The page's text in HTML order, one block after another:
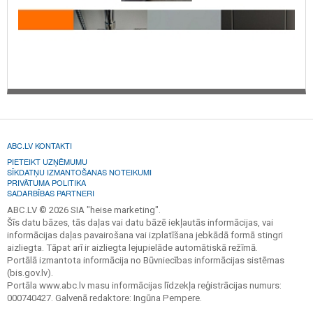
Jaucējkrāni uz vannas malas, , Jaucējkrāni ar grozāmu izteku,
Jaucējkrāni ar apgaismojumu, Jaucējkrāni ar ūdens sildītāju,
Veidgabali, Ventiļi, WC podi, Gaisa, Aeratori, Tīrīšanas līdzekļi,
Design, AlcaPlast, Altasan, Alvaro Banos, Alveus, AM.PM, Andrea,
stars, Arbonia, Arcus, Armadi Art, Art&Max, ArtCeram, Arti-Deco,
Artik, Artwelle, ASB-Mebel, ASB-Woodline, Avanti, Axentia, Axor,
Bacchetta, Bach, Bagno & Associati, Baltijos Brasta, Bandini, Bas,
Bath Plus, Bathco, BelBagno, Bella, Bellezza, Bemeta, Benetto,
Berges Wasserhaus, Berholm, Besco, Bette, Bien, Binele,
Black&White, Blanco, BLB, Blonder Home, Bocchi, Boheme, Bolu,
Bone Crusher, Bossini, Brabantia, Bravat, Bronze de Luxe,
Bugnatese, Cameya, Caprigo, Carnation Home Fashions, Casa Di
Vanna, Castalia, Catalano, Ceramica Nova, Cersanit, Cezares,
Clarberg, Clever, Colombo Design, Colombo New Scal S.p.A.,
Colomdo, Comforty, Creative Bath, Creavit, Creo, Croscill, D&K, D@,
Damixa, Dasch, De Aqua, Defesto, Della, Demax, Dneprokeramika,
Dolphin, Domoterm, Dorff, Dr. Gans, Dreja, Dreja.eco, Dubiel Vitrum,
ABC.LV KONTAKTI
PIETEIKT UZŅĒMUMU
SĪKDATŅU IZMANTOŠANAS NOTEIKUMI
PRIVĀTUMA POLITIKA
SADARBĪBAS PARTNERI
ABC.LV © 2026 SIA "heise marketing".
Šīs datu bāzes, tās daļas vai datu bāzē iekļautās informācijas, vai
informācijas daļas pavairošana vai izplatīšana jebkādā formā stingri
aizliegta. Tāpat arī ir aizliegta lejupielāde automātiskā režīmā.
Portālā izmantota informācija no Būvniecības informācijas sistēmas
(bis.gov.lv).
Portāla www.abc.lv masu informācijas līdzekļa reģistrācijas numurs:
000740427. Galvenā redaktore: Ingūna Pempere.